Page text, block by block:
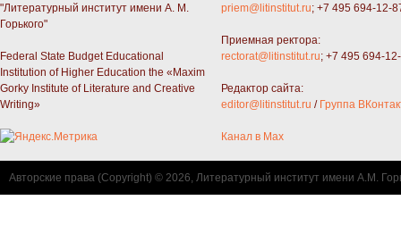
"Литературный институт имени А. М.
Горького"
Federal State Budget Educational
Institution of Higher Education the «Maxim
Gorky Institute of Literature and Creative
Writing»
priem@litinstitut.ru; +7 495 694-12-
Приемная ректора:
rectorat@litinstitut.ru; +7 495 694-
Редактор сайта:
editor@litinstitut.ru / Группа
Канал в Max
Авторские права (Copyright) © 2026, Литературный институт имени А.М.